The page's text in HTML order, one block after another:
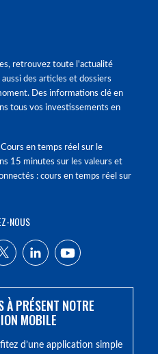
retrouvez toute l'actualité
des articles et dossiers
Des informations clé en
tous vos investissements en
en temps réel sur le
15 minutes sur les valeurs et
: cours en temps réel sur
NOUS
À PRÉSENT NOTRE
MOBILE
d’une application simple